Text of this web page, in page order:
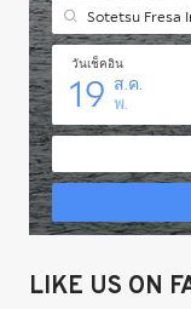
LIKE US ON